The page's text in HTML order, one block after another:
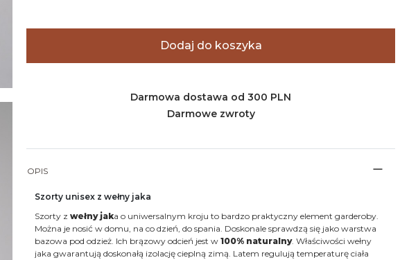
Dodaj do koszyka
Darmowa dostawa od 300 PLN
Darmowe zwroty
OPIS
Szorty unisex z wełny jaka
Szorty zwełny jaka o uniwersalnym kroju to bardzo praktyczny element garderoby.
Można je nosić w domu, na co dzień, do spania. Doskonale sprawdzą się jako warstwa
bazowa pod odzież. Ich brązowy odcień jest w100% naturalny. Właściwości wełny
jaka gwarantują doskonałą izolację cieplną zimą. Latem regulują temperaturę ciała